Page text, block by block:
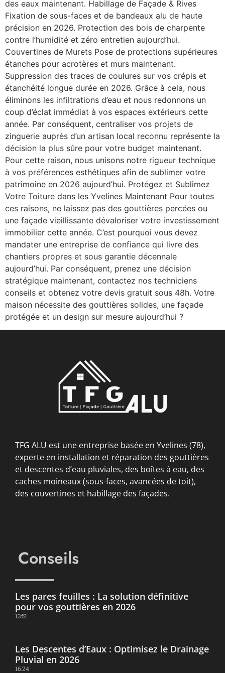
des eaux maintenant. Habillage de Façade & Rives
Fixation de sous-faces et de bandeaux alu de haute
précision en 2026. Protection des bois de charpente
contre l’humidité et zéro entretien aujourd’hui.
Couvertines de Murets Pose de protections supérieures
étanches pour acrotères et murs maintenant.
Suppression des traces de coulures sur vos crépis et
étanchéité longue durée en 2026. Grâce à cela, nous
éliminons les infiltrations d’eau et nous redonnons un
coup d’éclat immédiat à vos espaces extérieurs cette
année. Par conséquent, centraliser vos projets de
zinguerie auprès d’un artisan local reconnu représente la
décision la plus sûre pour votre budget maintenant.
Pour cette raison, nous unisons notre rigueur technique
à vos préférences esthétiques afin de sublimer votre
patrimoine en 2026 aujourd’hui. Protégez et Sublimez
Votre Toiture dans les Yvelines Maintenant Pour toutes
ces raisons, ne laissez pas des gouttières percées ou
une façade vieillissante dévaloriser votre investissement
immobilier cette année. C’est pourquoi vous devez
mandater une entreprise de confiance qui livre des
chantiers propres et sous garantie décennale
aujourd’hui. Par conséquent, prenez une décision
stratégique maintenant, contactez nos techniciens
conseils et obtenez votre devis gratuit sous 48h. Votre
maison nécessite des gouttières solides, une façade
protégée et un design sur mesure aujourd’hui ?
TFG ALU est une entreprise basée en Yvelines (78),
experte en installation et réparation des gouttières
et descentes d’eau pluviales, des boîtes à eau, des
caches moineaux (sous-faces, avancées de toit),
des couvertines et habillage des façades.
Conseils
Les pares feuilles : La solution définitive
pour vos gouttières en 2026
13:51
Les Descentes d’Eaux : Optimisez le Drainage
Pluvial en 2026
16:24